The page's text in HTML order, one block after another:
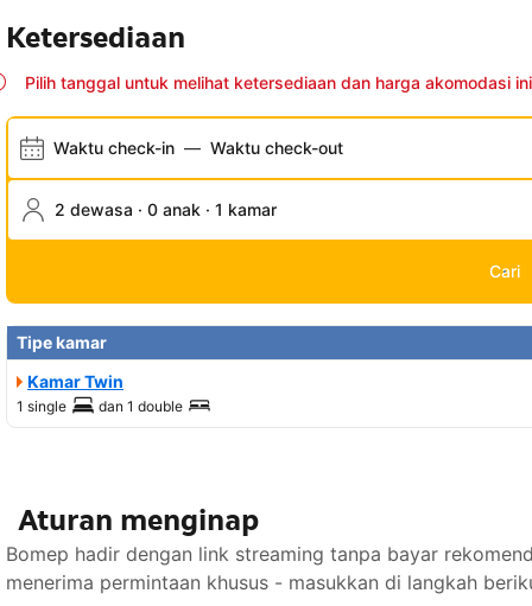
Ketersediaan
Pilih tanggal untuk melihat ketersediaan dan harga akomodasi ini
Waktu check-in — Waktu check-out
2 dewasa · 0 anak · 1 kamar
Cari
Tipe kamar
Kamar Twin
1 single dan 1 double
Aturan menginap
Bomep hadir dengan link streaming tanpa bayar
menerima permintaan khusus - masukkan di langkah